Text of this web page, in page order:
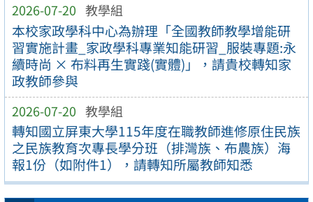
2026-07-20 教學組
本校家政學科中心為辦理「全國教師教學增能研
習實施計畫_家政學科專業知能研習_服裝專題:永
續時尚 × 布料再生實踐(實體)」，請貴校轉知家
政教師參與
2026-07-20 教學組
轉知國立屏東大學115年度在職教師進修原住民族
之民族教育次專長學分班（排灣族、布農族）海
報1份（如附件1），請轉知所屬教師知悉